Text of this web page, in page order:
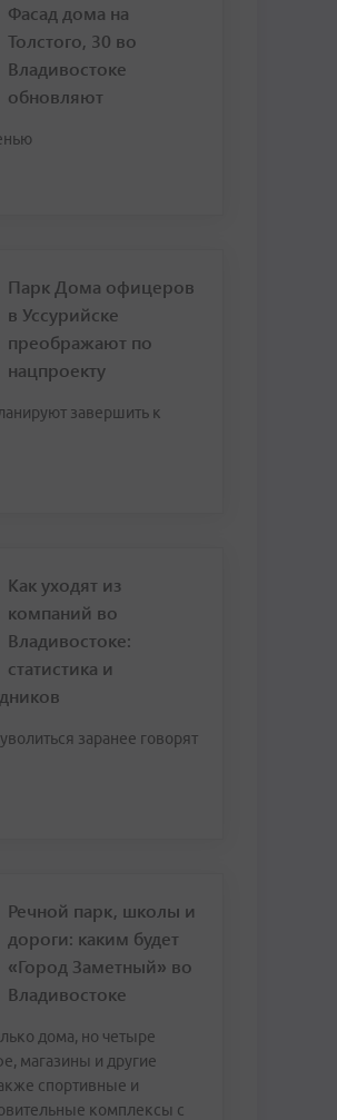
Фасад дома на
Толстого, 30 во
Владивостоке
обновляют
Парк Дома офицеров
в Уссурийске
преображают по
нацпроекту
завершить к
Как уходят из
компаний во
Владивостоке:
статистика и
заранее говорят
Речной парк, школы и
дороги: каким будет
«Город Заметный» во
Владивостоке
дома, но четыре
магазины и другие
спортивные и
комплексы с